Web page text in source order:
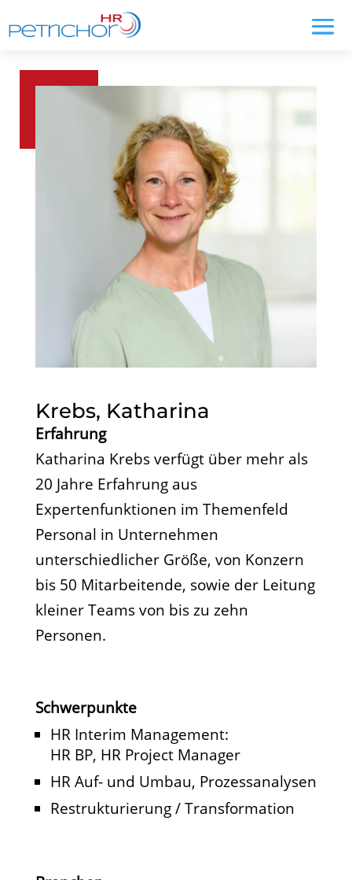
Krebs, Katharina
Erfahrung
Katharina Krebs verfügt über mehr als
20 Jahre Erfahrung aus
Expertenfunktionen im Themenfeld
Personal in Unternehmen
unterschiedlicher Größe, von Konzern
bis 50 Mitarbeitende, sowie der Leitung
kleiner Teams von bis zu zehn
Personen.
Schwerpunkte
HR Interim Management:
HR BP, HR Project Manager ​​​​
HR Auf- und Umbau, Prozessanalysen​​​​
Restrukturierung / Transformation​